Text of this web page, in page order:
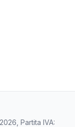
Partita IVA: